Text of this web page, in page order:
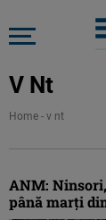
V Nt
Home - v nt
ANM:
până marți